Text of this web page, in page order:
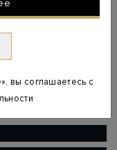
вы соглашаетесь с